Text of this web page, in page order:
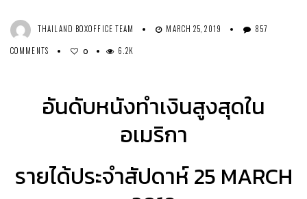
THAILAND BOXOFFICE TEAM MARCH 25, 2019
857
COMMENTS
0 6.2K
อันดับหนังทำเงินสูงสุดใน
อเมริกา
รายได้ประจำสัปดาห์ 25 MARCH